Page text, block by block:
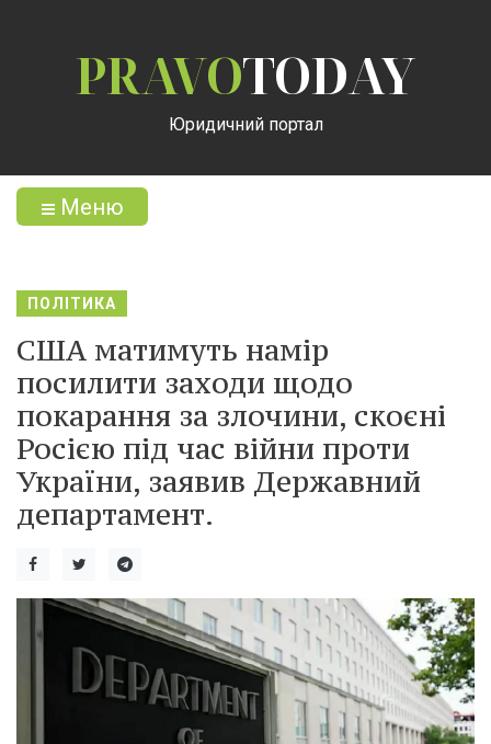
PRAVOTODAY
Юридичний портал
Меню
ПОЛІТИКА
США матимуть намір
посилити заходи щодо
покарання за злочини, скоєні
Росією під час війни проти
України, заявив Державний
департамент.